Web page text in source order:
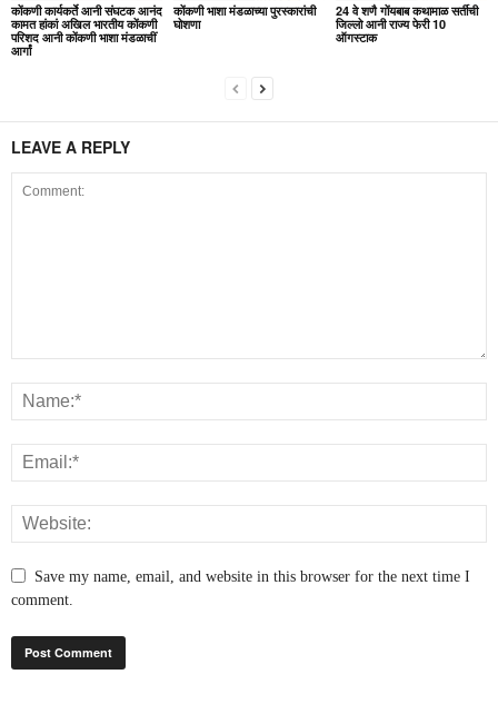
कोंकणी कार्यकर्ते आनी संघटक आनंद
कामत हांकां अखिल भारतीय कोंकणी
परिशद आनी कोंकणी भाशा मंडळाचीं
आर्गां
कोंकणी भाशा मंडळाच्या पुरस्कारांची
घोशणा
24 वे शणै गोंयबाब कथामाळ सर्तीची
जिल्लो आनी राज्य फेरी 10
ऑगस्टाक
LEAVE A REPLY
Save my name, email, and website in this browser for the next time I
comment.